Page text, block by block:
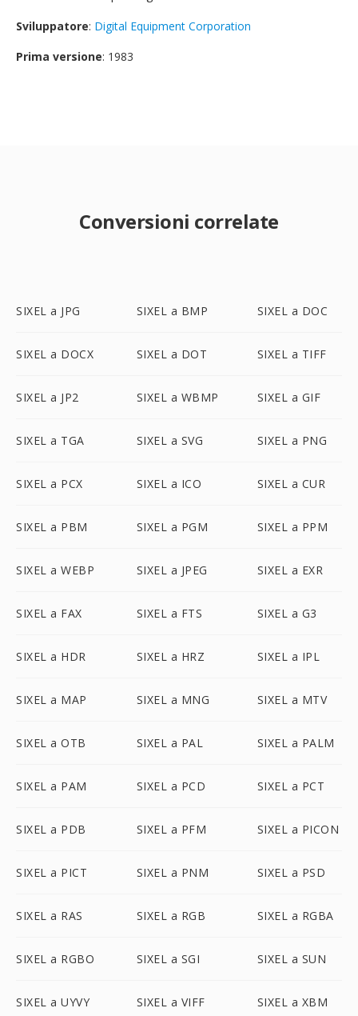
Sviluppatore: Digital Equipment Corporation
Prima versione: 1983
Conversioni correlate
SIXEL a JPG SIXEL a BMP SIXEL a DOC
SIXEL a DOCX SIXEL a DOT SIXEL a TIFF
SIXEL a JP2 SIXEL a WBMP SIXEL a GIF
SIXEL a TGA SIXEL a SVG SIXEL a PNG
SIXEL a PCX SIXEL a ICO SIXEL a CUR
SIXEL a PBM SIXEL a PGM SIXEL a PPM
SIXEL a WEBP SIXEL a JPEG SIXEL a EXR
SIXEL a FAX SIXEL a FTS SIXEL a G3
SIXEL a HDR SIXEL a HRZ SIXEL a IPL
SIXEL a MAP SIXEL a MNG SIXEL a MTV
SIXEL a OTB SIXEL a PAL SIXEL a PALM
SIXEL a PAM SIXEL a PCD SIXEL a PCT
SIXEL a PDB SIXEL a PFM SIXEL a PICON
SIXEL a PICT SIXEL a PNM SIXEL a PSD
SIXEL a RAS SIXEL a RGB SIXEL a RGBA
SIXEL a RGBO SIXEL a SGI SIXEL a SUN
SIXEL a UYVY SIXEL a VIFF SIXEL a XBM